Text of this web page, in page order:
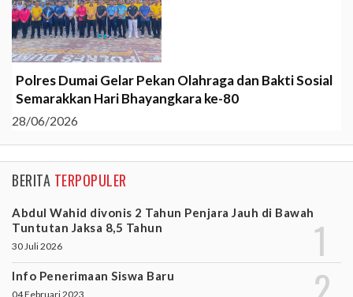
Polres Dumai Gelar Pekan Olahraga dan Bakti Sosial
Semarakkan Hari Bhayangkara ke-80
28/06/2026
BERITA TERPOPULER
Abdul Wahid divonis 2 Tahun Penjara Jauh di Bawah
Tuntutan Jaksa 8,5 Tahun
30 Juli 2026
Info Penerimaan Siswa Baru
04 Februari 2023